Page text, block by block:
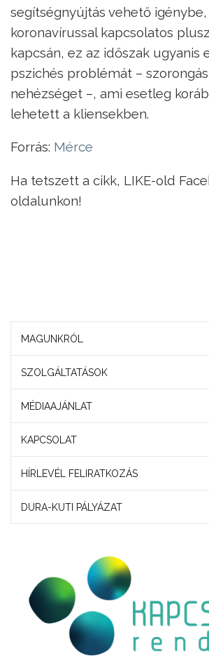
segítségnyújtás vehető
koronavírussal kapcsolatos
kapcsán, ez az időszak ugyanis
pszichés problémát –
nehézséget –, ami esetleg
lehetett a kliensekben.
Forrás: Mérce
Ha tetszett a cikk, LIKE-old
oldalunkon!
MAGUNKRÓL
SZOLGÁLTATÁSOK
MÉDIAAJÁNLAT
KAPCSOLAT
HÍRLEVÉL FELIRATKOZÁS
DURA-KUTI PÁLYÁZAT